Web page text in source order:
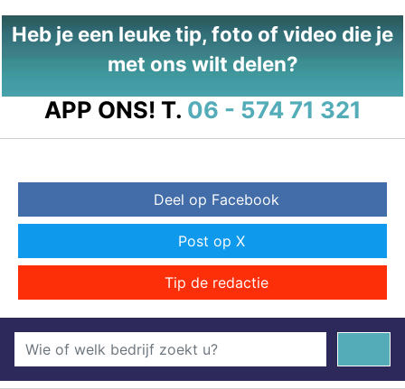
Heb je een leuke tip, foto of video die je
met ons wilt delen?
APP ONS! T. 06 - 574 71 321
Deel op Facebook
Post op X
Tip de redactie